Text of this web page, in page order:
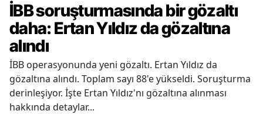
İBB soruşturmasında bir gözaltı
daha: Ertan Yıldız da gözaltına
alındı
İBB operasyonunda yeni gözaltı. Ertan Yıldız da
gözaltına alındı. Toplam sayı 88'e yükseldi. Soruşturma
derinleşiyor. İşte Ertan Yıldız'nı gözaltına alınması
hakkında detaylar...